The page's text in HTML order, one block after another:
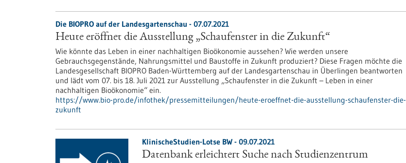
Die BIOPRO auf der Landesgartenschau - 07.07.2021
Heute eröffnet die Ausstellung „Schaufenster in die Zukunft“
Wie könnte das Leben in einer nachhaltigen Bioökonomie aussehen? Wie werden unsere
Gebrauchsgegenstände, Nahrungsmittel und Baustoffe in Zukunft produziert? Diese Fragen möchte die
Landesgesellschaft BIOPRO Baden-Württemberg auf der Landesgartenschau in Überlingen beantworten
und lädt vom 07. bis 18. Juli 2021 zur Ausstellung „Schaufenster in die Zukunft – Leben in einer
nachhaltigen Bioökonomie“ ein.
https://www.bio-pro.de/infothek/pressemitteilungen/heute-eroeffnet-die-ausstellung-schaufenster-die-
zukunft
KlinischeStudien-Lotse BW - 09.07.2021
Datenbank erleichtert Suche nach Studienzentrum